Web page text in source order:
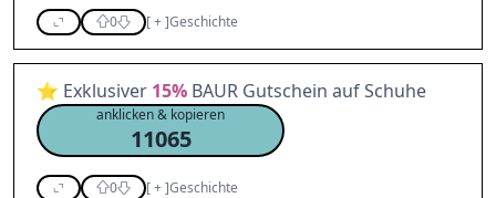
0 [+]Geschichte
⭐ Exklusiver 15% BAUR Gutschein auf Schuhe
anklicken & kopieren
11065
0 [+]Geschichte